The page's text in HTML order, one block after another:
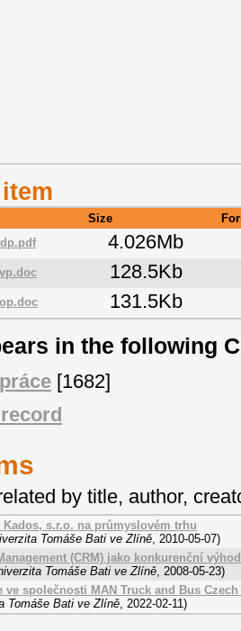
Size
4.026Mb
128.5Kb
131.5Kb
in the following
[1682]
by title, author,
s.r.o. na průmyslovém trhu
Tomáše Bati ve Zlíně, 2010-05-07)
(CRM) jako konkurenční
Tomáše Bati ve Zlíně, 2008-05-23)
společnosti MAN Truck and Bus
Tomáše Bati ve Zlíně, 2022-02-11)